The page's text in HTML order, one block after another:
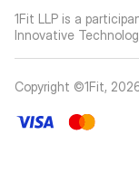
1Fit LLP is a
Innovative
Copyright ©1Fit,